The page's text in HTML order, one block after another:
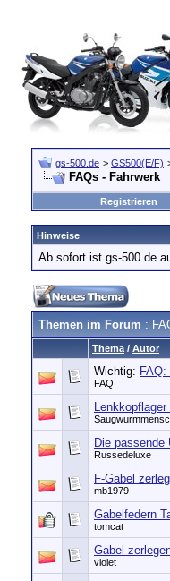
gs-500.de > GS500(E/F)
FAQs - Fahrwerk
Registrieren
Hinweise
Ab sofort ist gs-500.de
Themen im Forum :
Thema / Autor
Wichtig:
FAQ
Die passende
Russedeluxe
F-Gabel
mb1979
Gabelfedern
tomcat
Gabel
violet